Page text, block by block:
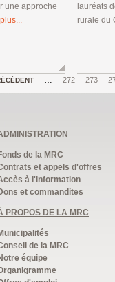
une approche
lauréats
rurale du
… 272 273
de la MRC
et appels d'offres
à l'information
et commandites
PROPOS DE LA MRC
de la MRC
équipe